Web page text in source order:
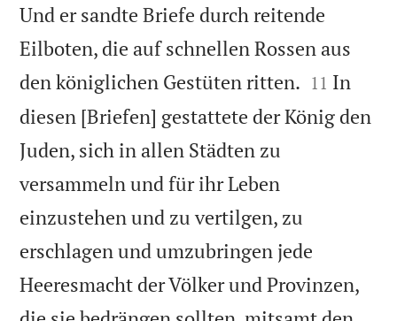
Und er sandte Briefe durch reitende
Eilboten, die auf schnellen Rossen aus
den königlichen Gestüten ritten. 

11 In
diesen [Briefen] gestattete der König den
Juden, sich in allen Städten zu
versammeln und für ihr Leben
einzustehen und zu vertilgen, zu
erschlagen und umzubringen jede
Heeresmacht der Völker und Provinzen,